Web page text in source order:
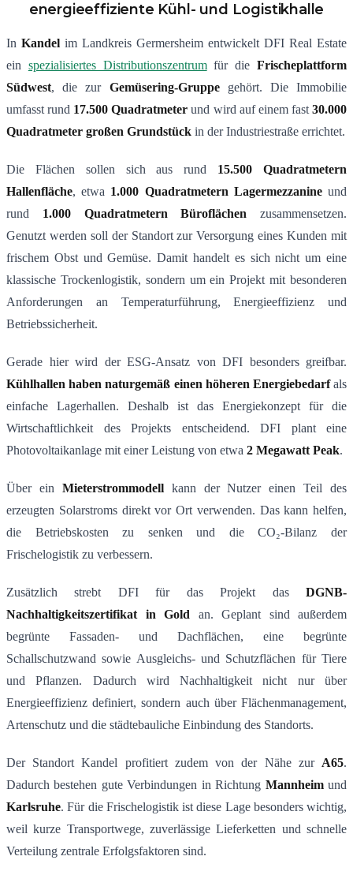
energieeffiziente Kühl- und Logistikhalle
In Kandel im Landkreis Germersheim entwickelt DFI Real Estate
ein spezialisiertes Distributionszentrumfür dieFrischeplattform
Südwest, die zur Gemüsering-Gruppegehört. Die Immobilie
umfasst rund 17.500 Quadratmeter und wird auf einem fast30.000
Quadratmeter großen Grundstück in der Industriestraße errichtet.
Die Flächen sollen sich aus rund 15.500 Quadratmetern
Hallenfläche, etwa 1.000 Quadratmetern Lagermezzanineund
rund 1.000 Quadratmetern Büroflächen zusammensetzen.
Genutzt werden soll der Standort zur Versorgung eines Kunden mit
frischem Obst und Gemüse. Damit handelt es sich nicht um eine
klassische Trockenlogistik, sondern um ein Projekt mit besonderen
Anforderungen an Temperaturführung, Energieeffizienz und
Betriebssicherheit.
Gerade hier wird der ESG-Ansatz von DFI besonders greifbar.
Kühlhallen haben naturgemäß einen höheren Energiebedarfals
einfache Lagerhallen. Deshalb ist das Energiekonzept für die
Wirtschaftlichkeit des Projekts entscheidend. DFI plant eine
Photovoltaikanlage mit einer Leistung von etwa 2 Megawatt Peak.
Über ein Mieterstrommodellkann der Nutzer einen Teil des
erzeugten Solarstroms direkt vor Ort verwenden. Das kann helfen,
die Betriebskosten zu senken und die CO₂-Bilanz der
Frischelogistik zu verbessern.
Zusätzlich strebt DFI für das Projekt das DGNB-
Nachhaltigkeitszertifikat in Gold an. Geplant sind außerdem
begrünte Fassaden- und Dachflächen, eine begrünte
Schallschutzwand sowie Ausgleichs- und Schutzflächen für Tiere
und Pflanzen. Dadurch wird Nachhaltigkeit nicht nur über
Energieeffizienz definiert, sondern auch über Flächenmanagement,
Artenschutz und die städtebauliche Einbindung des Standorts.
Der Standort Kandel profitiert zudem von der Nähe zur A65.
Dadurch bestehen gute Verbindungen in Richtung Mannheimund
Karlsruhe. Für die Frischelogistik ist diese Lage besonders wichtig,
weil kurze Transportwege, zuverlässige Lieferketten und schnelle
Verteilung zentrale Erfolgsfaktoren sind.